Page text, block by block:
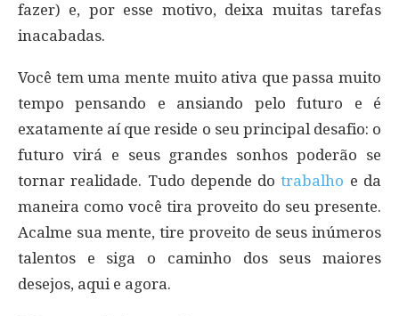
fazer) e, por esse motivo, deixa muitas tarefas
inacabadas.
Você tem uma mente muito ativa que passa muito
tempo pensando e ansiando pelo futuro e é
exatamente aí que reside o seu principal desafio: o
futuro virá e seus grandes sonhos poderão se
tornar realidade. Tudo depende dotrabalho e da
maneira como você tira proveito do seu presente.
Acalme sua mente, tire proveito de seus inúmeros
talentos e siga o caminho dos seus maiores
desejos, aqui e agora.